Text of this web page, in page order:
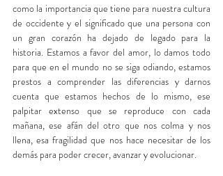
como la importancia que tiene para nuestra cultura
de occidente y el significado que una persona con
un gran corazón ha dejado de legado para la
historia. Estamos a favor del amor, lo damos todo
para que en el mundo no se siga odiando, estamos
prestos a comprender las diferencias y darnos
cuenta que estamos hechos de lo mismo, ese
palpitar extenso que se reproduce con cada
mañana, ese afán del otro que nos colma y nos
llena, esa fragilidad que nos hace necesitar de los
demás para poder crecer, avanzar y evolucionar.